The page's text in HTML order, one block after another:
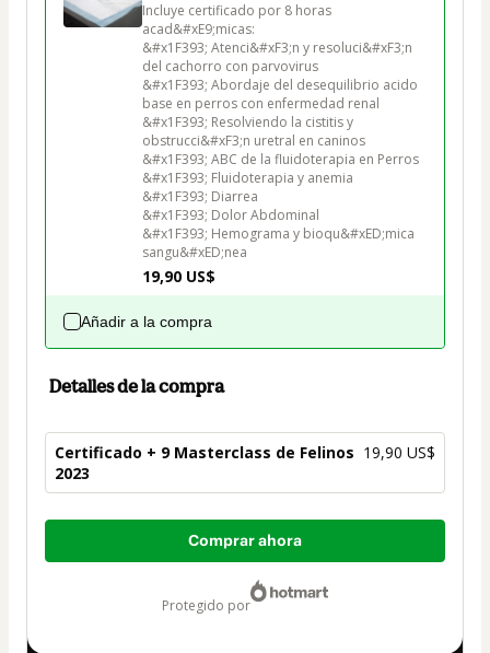
Incluye certificado por 8 horas
acad&#xE9;micas:
&#x1F393; Atenci&#xF3;n y resoluci&#xF3;n
del cachorro con parvovirus
&#x1F393; Abordaje del desequilibrio acido
base en perros con enfermedad renal
&#x1F393; Resolviendo la cistitis y
obstrucci&#xF3;n uretral en caninos
&#x1F393; ABC de la fluidoterapia en Perros
&#x1F393; Fluidoterapia y anemia
&#x1F393; Diarrea
&#x1F393; Dolor Abdominal
&#x1F393; Hemograma y bioqu&#xED;mica
sangu&#xED;nea
19,90 US$
Añadir a la compra
Detalles de la compra
Certificado + 9 Masterclass de Felinos
2023
19,90 US$
Total
Comprar ahora
protegido por